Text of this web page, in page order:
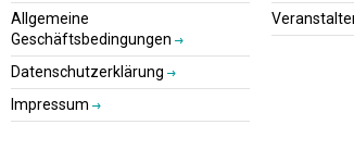
Allgemeine
Geschäftsbedingungen
Datenschutzerklärung
Impressum